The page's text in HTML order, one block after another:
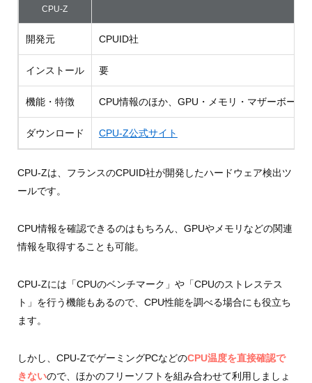
CPU-Z
開発元 CPUID社
インストール 要
機能・特徴 CPU情報のほか、GPU・メモリ・マザーボード
ダウンロード CPU-Z公式サイト
CPU-Zは、フランスのCPUID社が開発したハードウェア検出ツ
ールです。
CPU情報を確認できるのはもちろん、GPUやメモリなどの関連
情報を取得することも可能。
CPU-Zには「CPUのベンチマーク」や「CPUのストレステス
ト」を行う機能もあるので、CPU性能を調べる場合にも役立ち
ます。
しかし、CPU-ZでゲーミングPCなどのCPU温度を直接確認で
きないので、ほかのフリーソフトを組み合わせて利用しましょ